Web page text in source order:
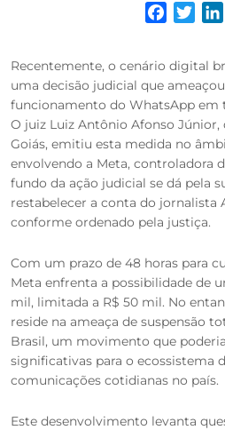
Recentemente, o cenário digital
uma decisão judicial que
funcionamento do WhatsApp
O juiz Luiz Antônio Afonso Júnior,
Goiás, emitiu esta medida no
envolvendo a Meta, controladora
fundo da ação judicial se dá pela
restabelecer a conta do jornalista
conforme ordenado pela justiça.
Com um prazo de 48 horas para
Meta enfrenta a possibilidade de
mil, limitada a R$ 50 mil. No
reside na ameaça de suspensão
Brasil, um movimento que
significativas para o ecossistema
comunicações cotidianas no país.
Este desenvolvimento levanta